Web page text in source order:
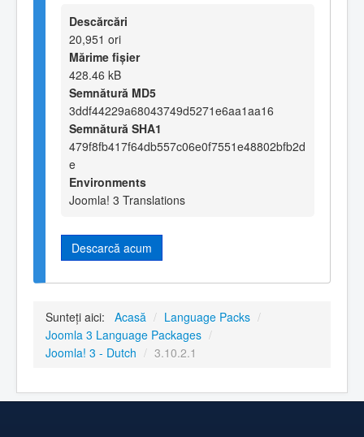
Descărcări
20,951 ori
Mărime fișier
428.46 kB
Semnătură MD5
3ddf44229a68043749d5271e6aa1aa16
Semnătură SHA1
479f8fb417f64db557c06e0f7551e48802bfb2d
e
Environments
Joomla! 3 Translations
Descarcă acum
Sunteți aici: Acasă / Language Packs /
Joomla 3 Language Packages /
Joomla! 3 - Dutch / 3.10.2.1